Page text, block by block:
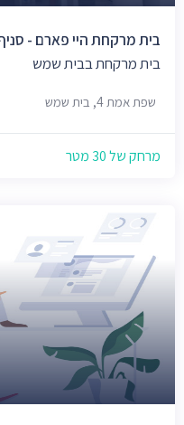
בית מרקחת היי פארם -
בית מרקחת בבית שמש
שפת אמת 4, בית שמש
מרחק של 30 מטר